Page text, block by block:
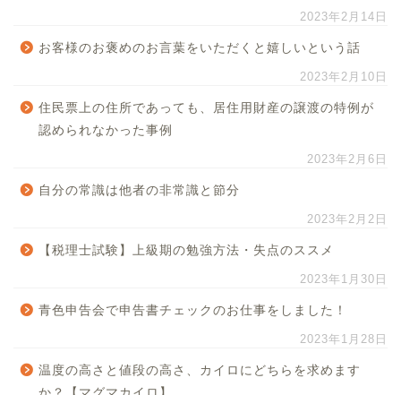
2023年2月14日
お客様のお褒めのお言葉をいただくと嬉しいという話
2023年2月10日
住民票上の住所であっても、居住用財産の譲渡の特例が
認められなかった事例
2023年2月6日
自分の常識は他者の非常識と節分
2023年2月2日
【税理士試験】上級期の勉強方法・失点のススメ
2023年1月30日
青色申告会で申告書チェックのお仕事をしました！
2023年1月28日
温度の高さと値段の高さ、カイロにどちらを求めます